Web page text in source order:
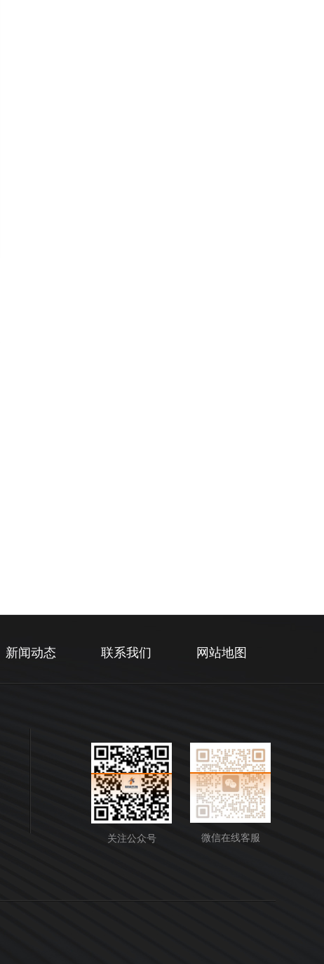
新闻动态 联系我们 网站地图
关注公众号 微信在线客服